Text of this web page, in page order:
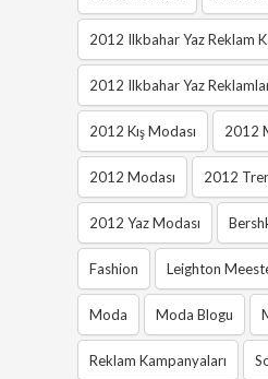
2012 Ilkbahar Yaz Reklam
2012 Ilkbahar Yaz
2012 Kış Modası 2012
2012 Modası 2012
2012 Yaz Modası
Fashion Leighton
Moda Moda Blogu
Reklam Kampanyaları